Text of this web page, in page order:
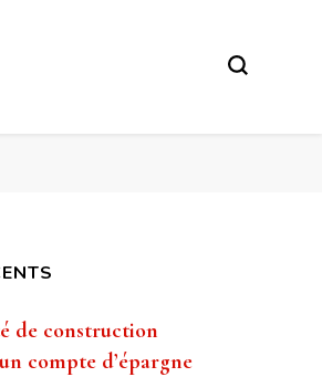
de construction
compte d’épargne